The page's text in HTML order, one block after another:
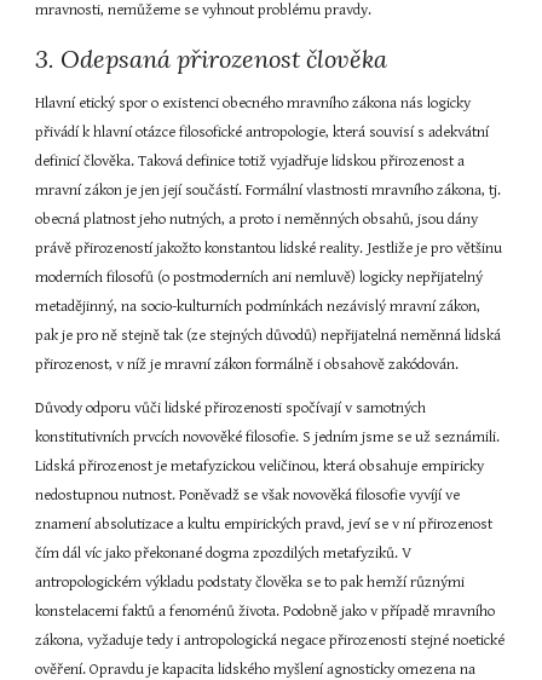
mravnosti, nemůžeme se vyhnout problému pravdy.
3. Odepsaná přirozenost člověka
Hlavní etický spor o existenci obecného mravního zákona nás logicky
přivádí k hlavní otázce filosofické antropologie, která souvisí s adekvátní
definicí člověka. Taková definice totiž vyjadřuje lidskou přirozenost a
mravní zákon je jen její součástí. Formální vlastnosti mravního zákona, tj.
obecná platnost jeho nutných, a proto i neměnných obsahů, jsou dány
právě přirozeností jakožto konstantou lidské reality. Jestliže je pro většinu
moderních filosofů (o postmoderních ani nemluvě) logicky nepřijatelný
metadějinný, na socio-kulturních podmínkách nezávislý mravní zákon,
pak je pro ně stejně tak (ze stejných důvodů) nepřijatelná neměnná lidská
přirozenost, v níž je mravní zákon formálně i obsahově zakódován.
Důvody odporu vůči lidské přirozenosti spočívají v samotných
konstitutivních prvcích novověké filosofie. S jedním jsme se už seznámili.
Lidská přirozenost je metafyzickou veličinou, která obsahuje empiricky
nedostupnou nutnost. Poněvadž se však novověká filosofie vyvíjí ve
znamení absolutizace a kultu empirických pravd, jeví se v ní přirozenost
čím dál víc jako překonané dogma zpozdilých metafyziků. V
antropologickém výkladu podstaty člověka se to pak hemží různými
konstelacemi faktů a fenoménů života. Podobně jako v případě mravního
zákona, vyžaduje tedy i antropologická negace přirozenosti stejné noetické
ověření. Opravdu je kapacita lidského myšlení agnosticky omezena na